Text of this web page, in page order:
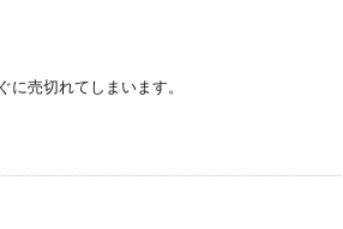
に売切れてしまいます。